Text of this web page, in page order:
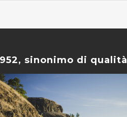
sinonimo di qualità